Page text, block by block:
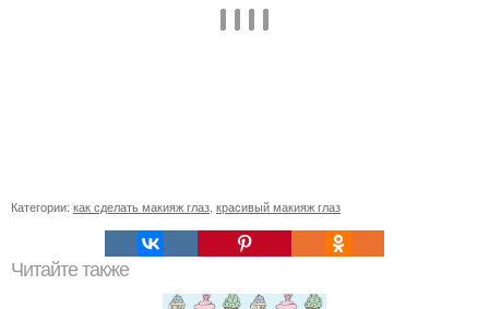
Категории: как сделать макияж глаз красивый макияж глаз
Читайте также